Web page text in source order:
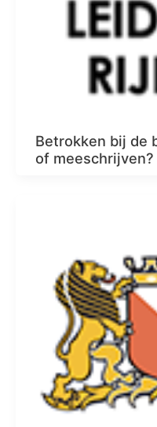
Betrokken bij de
of meeschrijven?